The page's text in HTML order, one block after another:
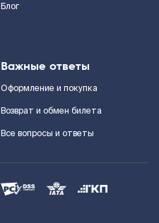
Блог
Важные ответы
Оформление и покупка
Возврат и обмен билета
Все вопросы и ответы